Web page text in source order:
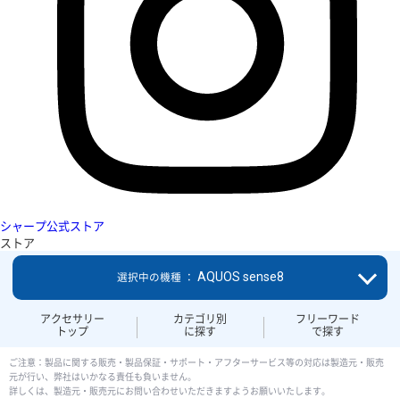
シャープ公式ストア
ストア
アクセサリー
トップ
カテゴリ別
に探す
フリーワード
で探す
選択中の機種 ： AQUOS sense8
ご注意：製品に関する販売・製品保証・サポート・アフターサービス等の対応は製造元・販売
元が行い、弊社はいかなる責任も負いません。
詳しくは、製造元・販売元にお問い合わせいただきますようお願いいたします。